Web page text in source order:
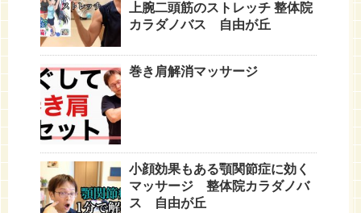
上腕二頭筋のストレッチ 整体院
カラダノバス 自由が丘
巻き肩解消マッサージ
小顔効果もある顎関節症に効く
マッサージ 整体院カラダノバ
ス 自由が丘